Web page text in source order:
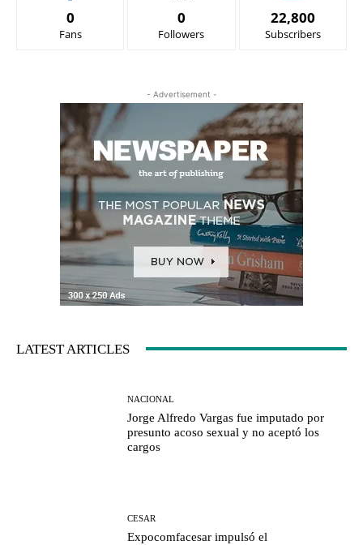
0
Fans
0
Followers
22,800
Subscribers
- Advertisement -
LATEST ARTICLES
NACIONAL
Jorge Alfredo Vargas fue imputado por
presunto acoso sexual y no aceptó los
cargos
CESAR
Expocomfacesar impulsó el